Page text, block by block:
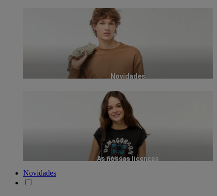
Novidades
As nossas licenças
Novidades